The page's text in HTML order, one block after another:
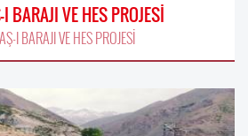
BARAJI VE HES PROJESİ
I BARAJI VE HES PROJESİ